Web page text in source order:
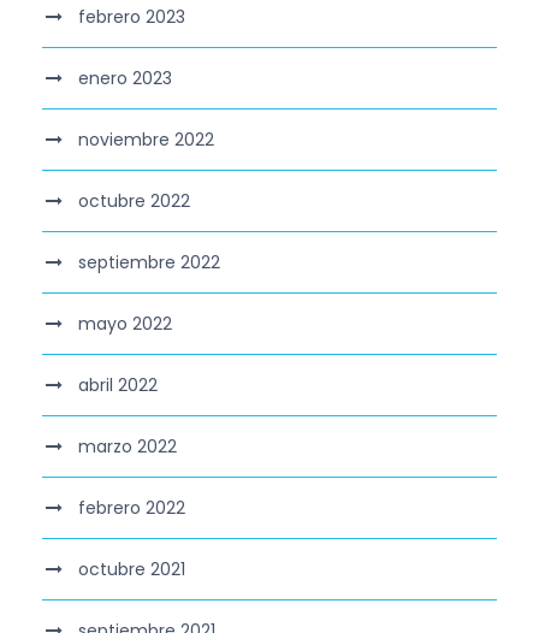
febrero 2023
enero 2023
noviembre 2022
octubre 2022
septiembre 2022
mayo 2022
abril 2022
marzo 2022
febrero 2022
octubre 2021